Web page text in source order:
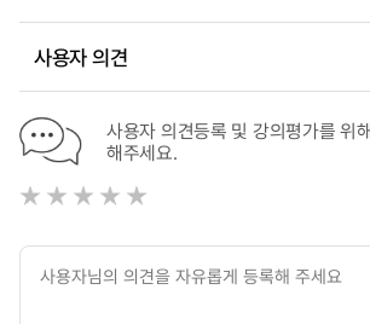
사용자 의견
사용자 의견등록 및 강의평가를 위
해주세요.